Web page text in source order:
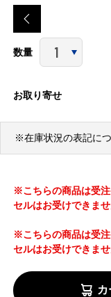
数量
お取り寄せ
※在庫状況の表記に
※こちらの商品は受
セルはお受けできま
※こちらの商品は受
セルはお受けできま